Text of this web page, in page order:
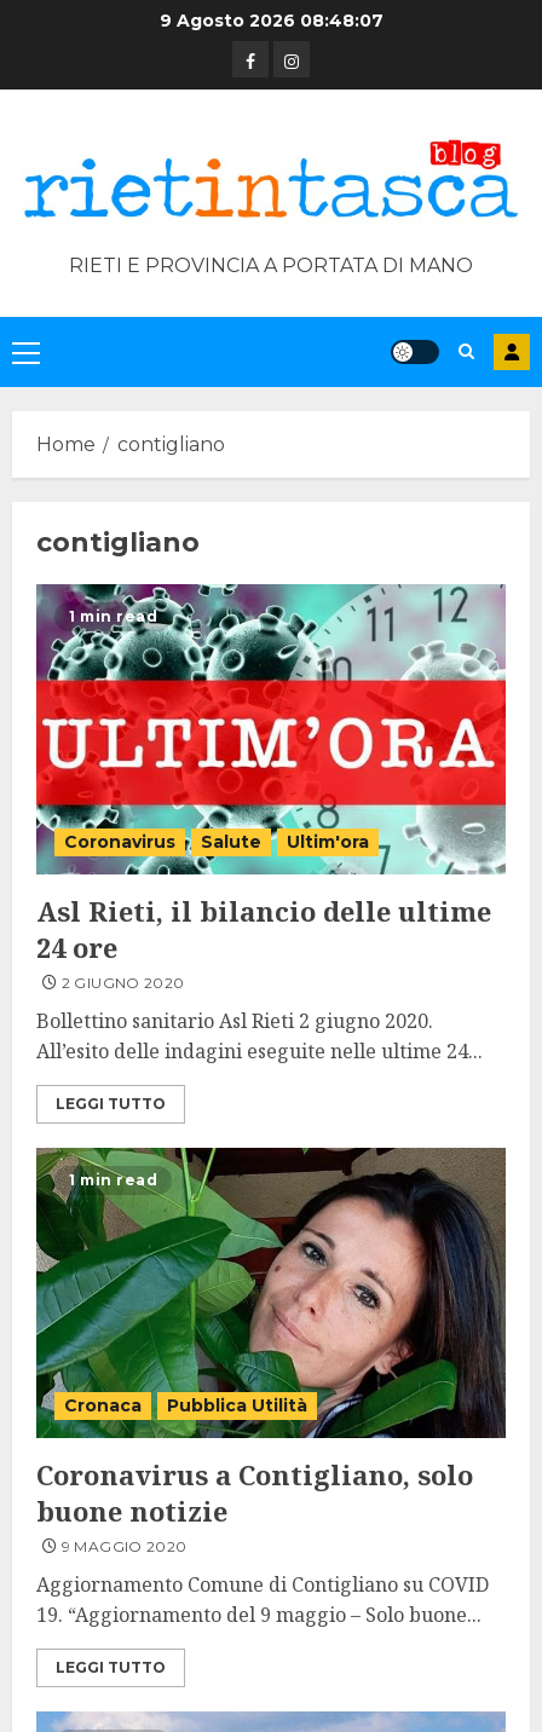
9 Agosto 2026 08:48:09
FacebookInstagram
RIETI E PROVINCIA A PORTATA DI MANO
Primary
Menu
Home contigliano
contigliano
1 min read
Coronavirus Salute Ultim'ora
Asl Rieti, il bilancio delle ultime
24 ore
2 GIUGNO 2020
Bollettino sanitario Asl Rieti 2 giugno 2020.
All’esito delle indagini eseguite nelle ultime 24...
LEGGI TUTTO
1 min read
Cronaca Pubblica Utilità
Coronavirus a Contigliano, solo
buone notizie
9 MAGGIO 2020
Aggiornamento Comune di Contigliano su COVID
19. “Aggiornamento del 9 maggio – Solo buone...
LEGGI TUTTO